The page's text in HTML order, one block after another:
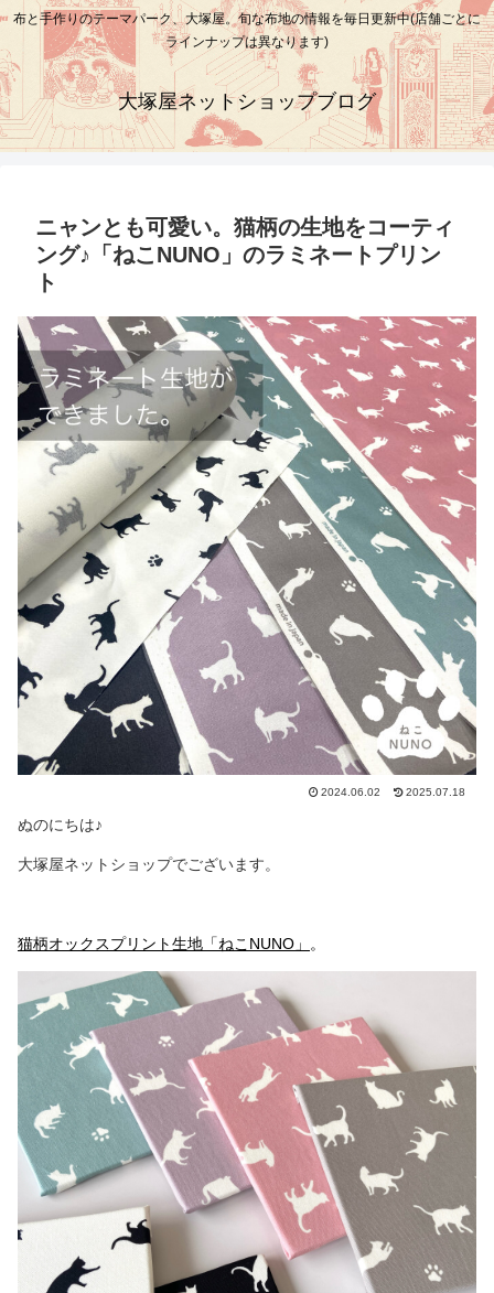
布と手作りのテーマパーク、大塚屋。旬な布地の情報を毎日更新中(店舗ごとに
ラインナップは異なります)
大塚屋ネットショップブログ
ニャンとも可愛い。猫柄の生地をコーティ
ング♪「ねこNUNO」のラミネートプリン
ト
2024.06.02 2025.07.18
ぬのにちは♪
大塚屋ネットショップでございます。
猫柄オックスプリント生地「ねこNUNO」 。